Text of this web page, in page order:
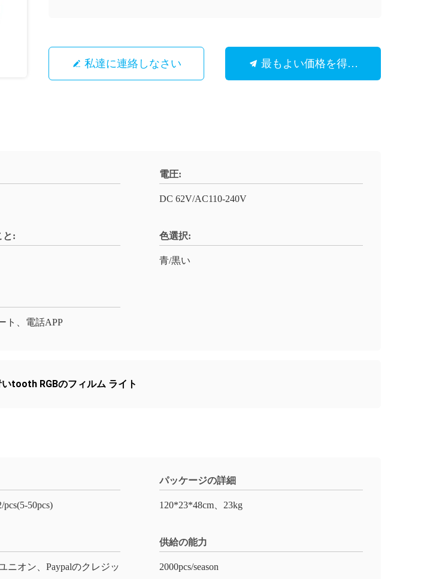
私達に連絡しなさい 最もよい価格を得なさい
電圧:
DC 62V/AC110-240V
と: 色選択:
青/黒い
ト、電話APP
tooth RGBのフィルム ライト
pcs(5-50pcs)
パッケージの詳細
120*23*48cm、23kg
ニオン、Paypalのクレジッ
供給の能力
2000pcs/season